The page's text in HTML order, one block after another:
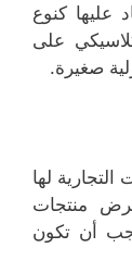
عليها كنوع
على
صغيرة.
لها
منتجات
أن تكون